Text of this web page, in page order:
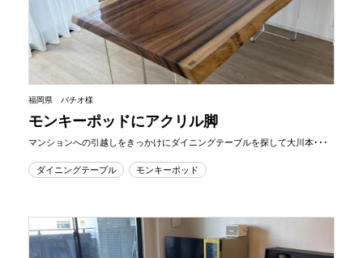
福岡県 バチオ様
モンキーポッドにアクリル脚
マンションへの引越しをきっかけにダイニングテーブルを探して大川本･･･
ダイニングテーブル モンキーポッド